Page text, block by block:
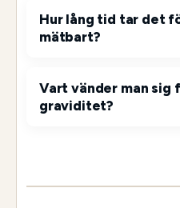
Hur lång tid tar det
mätbart?
Vart vänder man
graviditet?